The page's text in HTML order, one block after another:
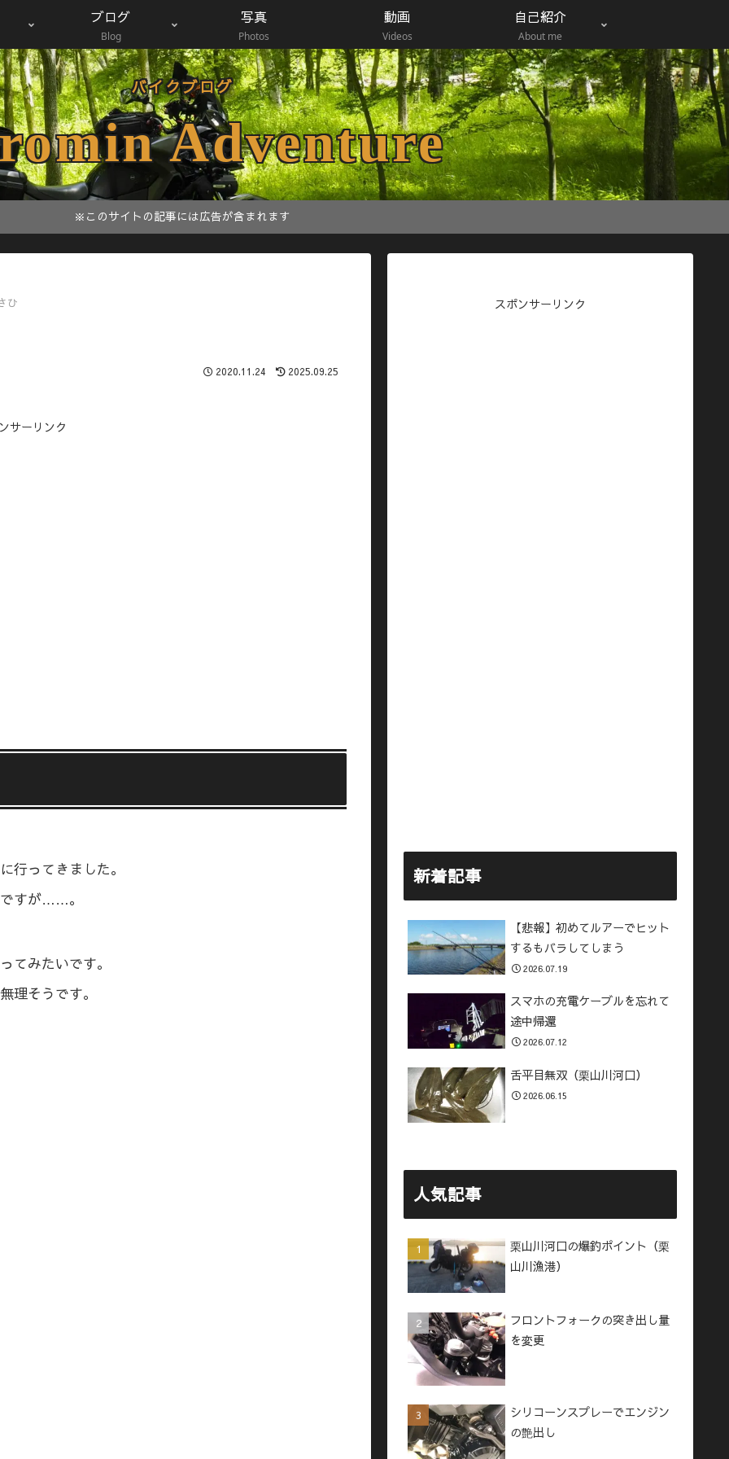
バイクブログ
Adventure
ブログ
Blog
写真
Photos
動画
Videos
自己紹介
About me
※このサイトの記事には広告が含まれます
ひ
2020.11.24 2025.09.25
サーリンク
に行ってきました。
すが……。
てみたいです。
理そうです。
スポンサーリンク
新着記事
【悲報】初めてルアーでヒット
するもバラしてしまう
2026.07.19
スマホの充電ケーブルを忘れて
途中帰還
2026.07.12
舌平目無双（栗山川河口）
2026.06.15
人気記事
栗山川河口の爆釣ポイント（栗
山川漁港）
フロントフォークの突き出し量
を変更
シリコーンスプレーでエンジン
の艶出し